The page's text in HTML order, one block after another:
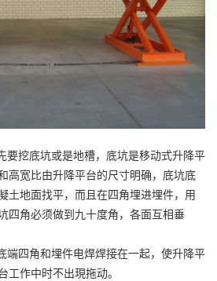
要挖底坑或是地槽，底坑是移动式升降平
高宽比由升降平台的尺寸明确，底坑底
土地面找平，而且在四角埋进埋件，用
四角必须做到九十度角，各面互相垂
端四角和埋件电焊焊接在一起，使升降平
工作中时不出現拖动。